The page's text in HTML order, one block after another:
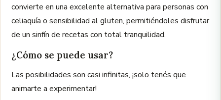
convierte en una excelente alternativa para personas con
celiaquía o sensibilidad al gluten, permitiéndoles disfrutar
de un sinfín de recetas con total tranquilidad.
¿Cómo se puede usar?
Las posibilidades son casi infinitas, ¡solo tenés que
animarte a experimentar!